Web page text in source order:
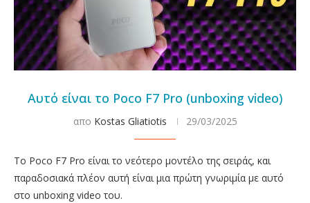
Αυτό είναι το Poco F7 Pro (unboxing video)
απο Kostas Gliatiotis 29/03/2025
To Poco F7 Pro είναι το νεότερο μοντέλο της σειράς, και
παραδοσιακά πλέον αυτή είναι μια πρώτη γνωριμία με αυτό
στο unboxing video του.